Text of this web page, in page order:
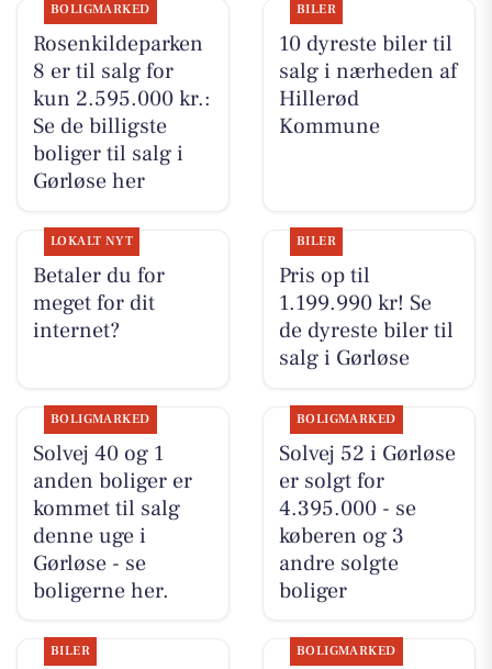
BOLIGMARKED
Rosenkildeparken
8 er til salg for
kun 2.595.000 kr.:
Se de billigste
boliger til salg i
Gørløse her
BILER
10 dyreste biler til
salg i nærheden af
Hillerød
Kommune
LOKALT NYT
Betaler du for
meget for dit
internet?
BILER
Pris op til
1.199.990 kr! Se
de dyreste biler til
salg i Gørløse
BOLIGMARKED
Solvej 40 og 1
anden boliger er
kommet til salg
denne uge i
Gørløse - se
boligerne her.
BOLIGMARKED
Solvej 52 i Gørløse
er solgt for
4.395.000 - se
køberen og 3
andre solgte
boliger
BILER BOLIGMARKED